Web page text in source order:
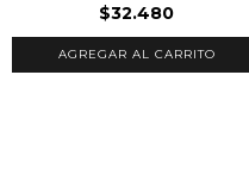
$32.480